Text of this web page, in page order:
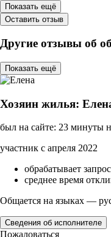
Показать ещё
Оставить отзыв
Другие отзывы об
Показать ещё
Хозяин жилья:
был на сайте: 23 минуты
участник с апреля 2022
обрабатывает
среднее время
Общается на языках —
Сведения об исполнителе
Пожаловаться